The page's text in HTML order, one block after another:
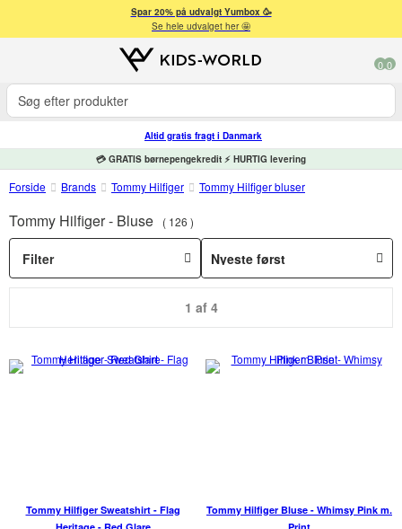
Spar 20% på udvalgt Yumbox 🥳
Se hele udvalget her 🤩
0 0
Altid gratis fragt i Danmark
💳 GRATIS børnepengekredit ⚡ HURTIG levering
Forside Brands Tommy Hilfiger Tommy Hilfiger bluser
Tommy Hilfiger - Bluse 126
Filter
1 af 4
Tommy Hilfiger Sweatshirt - Flag
Tommy Hilfiger Bluse - Whimsy Pink m.